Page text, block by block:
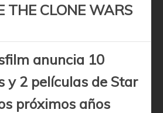
THE CLONE WARS
anuncia 10
y 2 películas de Star
próximos años